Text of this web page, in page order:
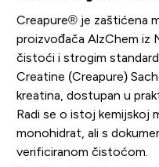
Creapure® je zaštićena
proizvođača AlzChem iz
čistoći i strogim
Creatine (Creapure)
kreatina, dostupan u
Radi se o istoj kemijskoj
monohidrat, ali s
verificiranom čistoćom.